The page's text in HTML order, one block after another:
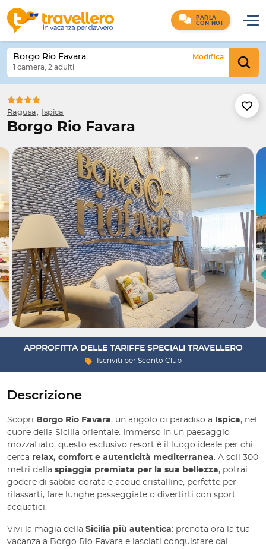
PARLA
CON NOI
Borgo Rio Favara
Modifica
1 camera, 2 adulti
Ragusa Ispica
Borgo Rio Favara
APPROFITTA DELLE TARIFFE SPECIALI TRAVELLERO
Iscriviti per Sconto Club
Descrizione
Scopri Borgo Rio Favara, un angolo di paradiso a Ispica, nel
cuore della Sicilia orientale. Immerso in un paesaggio
mozzafiato, questo esclusivo resort è il luogo ideale per chi
cerca relax, comfort e autenticità mediterranea. A soli 300
metri dalla spiaggia premiata per la sua bellezza, potrai
godere di sabbia dorata e acque cristalline, perfette per
rilassarti, fare lunghe passeggiate o divertirti con sport
acquatici.
Vivi la magia della Sicilia più autentica: prenota ora la tua
vacanza a Borgo Rio Favara e lasciati conquistare dal